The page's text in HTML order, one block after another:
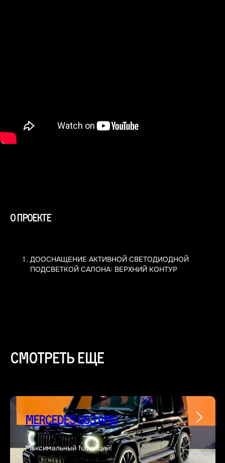
О проекте
ДООСНАЩЕНИЕ АКТИВНОЙ СВЕТОДИОДНОЙ
ПОДСВЕТКОЙ САЛОНА: ВЕРХНИЙ КОНТУР
Смотреть еще
Mercedes G63 AMG
Максимальный full опций!